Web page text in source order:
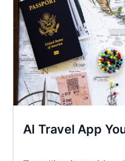
AI Travel App